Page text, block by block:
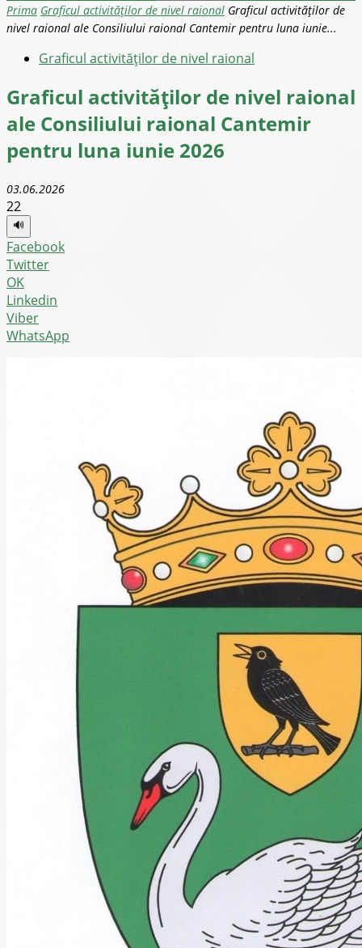
Prima Graficul activităților de nivel raional Graficul activităților de
nivel raional ale Consiliului raional Cantemir pentru luna iunie...
Graficul activităților de nivel raional
Graficul activităților de nivel raional
ale Consiliului raional Cantemir
pentru luna iunie 2026
03.06.2026
22
🔊
Facebook
Twitter
OK
Linkedin
Viber
WhatsApp